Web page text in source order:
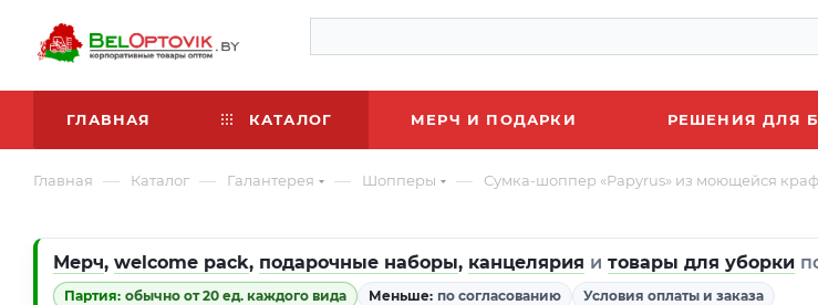
ГЛАВНАЯ КАТАЛОГ МЕРЧ И ПОДАРКИ РЕШЕНИЯ ДЛЯ
Главная — Каталог — Галантерея — Шопперы — Сумка-шоппер «Papyrus» из моющейся
Мерч, welcome pack, подарочные наборы, канцелярия и товары для уборки
Партия: обычно от 20 ед. каждого вида Меньше: по согласованию Условия оплаты и заказа